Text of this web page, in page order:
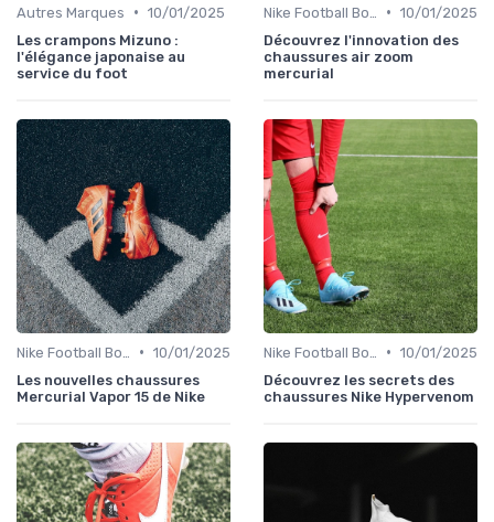
Autres Marques • 10/01/2025
Les crampons Mizuno :
l'élégance japonaise au
service du foot
• 10/01/2025
Découvrez l'innovation des
chaussures air zoom
mercurial
• 10/01/2025
Les nouvelles chaussures
Mercurial Vapor 15 de Nike
• 10/01/2025
Découvrez les secrets des
chaussures Nike Hypervenom